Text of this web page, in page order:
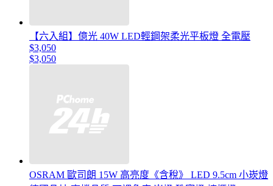
【六入組】億光 40W LED輕鋼架柔光平板燈 全電壓
$3,050
$3,050
OSRAM 歐司朗 15W 高亮度《含稅》 LED 9.5cm 小崁燈